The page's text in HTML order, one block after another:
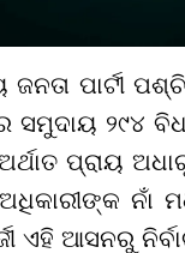
ଜନତା ପାର୍ଟୀ
ସମୁଦାୟ ୨୯୪
ପ୍ରାୟ
ନାଁ
ଏହି ଆସନରୁ